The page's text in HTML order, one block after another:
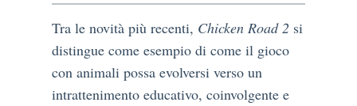
Tra le novità più recenti, Chicken Road 2 si
distingue come esempio di come il gioco
con animali possa evolversi verso un
intrattenimento educativo, coinvolgente e